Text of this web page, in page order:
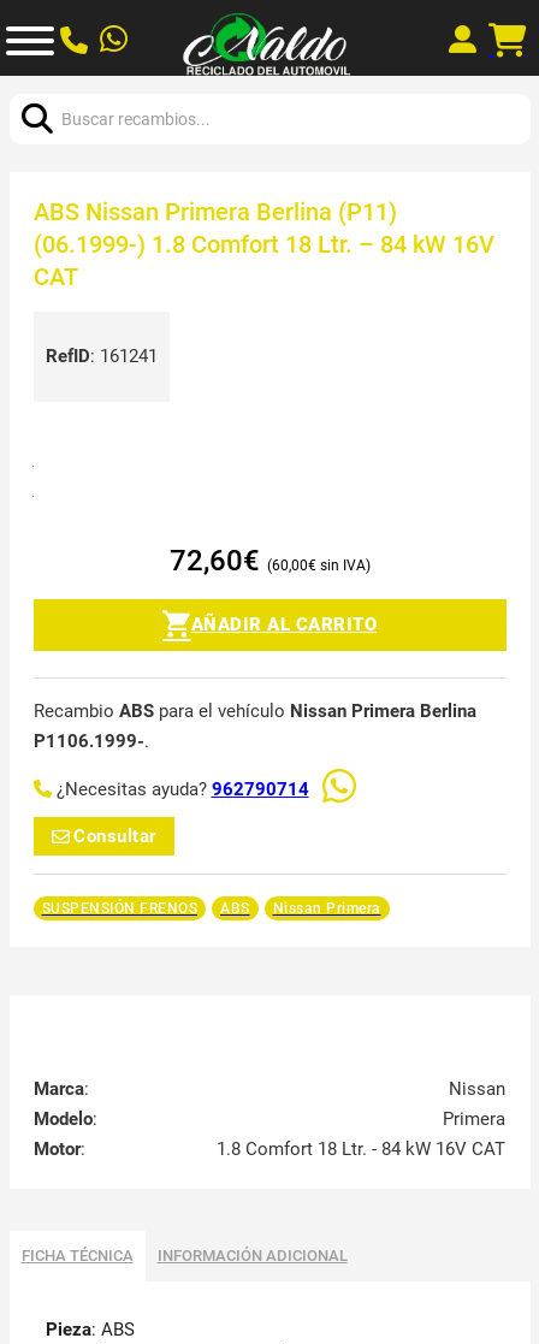
ABS Nissan Primera Berlina (P11)
(06.1999-) 1.8 Comfort 18 Ltr. – 84 kW 16V
CAT
RefID: 161241
72,60€ 60,00€
AÑADIR AL CARRITO
Recambio ABSpara el vehículo Nissan Primera Berlina
P1106.1999-.
¿Necesitas ayuda? 962790714
Consultar
SUSPENSIÓN FRENOS ABS Nissan Primera
Marca:
Nissan
Modelo:
Primera
Motor: 1.8 Comfort 18 Ltr. - 84 kW 16V CAT
FICHA TÉCNICA INFORMACIÓN ADICIONAL
Pieza: ABS